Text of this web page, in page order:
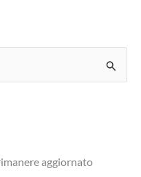
aggiornato